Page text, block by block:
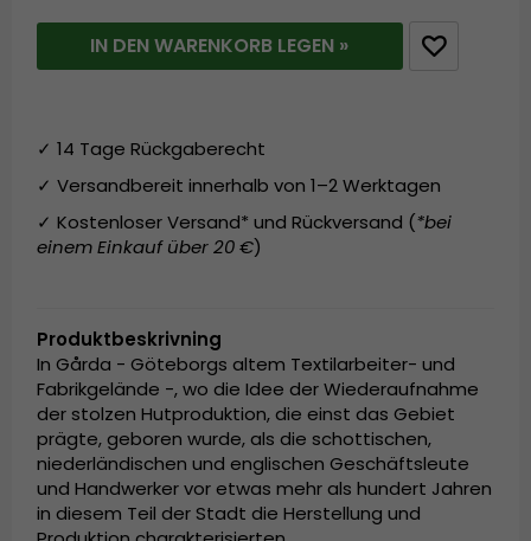
IN DEN WARENKORB LEGEN »
✓ 14 Tage Rückgaberecht
✓ Versandbereit innerhalb von 1–2 Werktagen
✓ Kostenloser Versand* und Rückversand (*bei
einem Einkauf über 20 €)
Produktbeskrivning
In Gårda - Göteborgs altem Textilarbeiter- und
Fabrikgelände -, wo die Idee der Wiederaufnahme
der stolzen Hutproduktion, die einst das Gebiet
prägte, geboren wurde, als die schottischen,
niederländischen und englischen Geschäftsleute
und Handwerker vor etwas mehr als hundert Jahren
in diesem Teil der Stadt die Herstellung und